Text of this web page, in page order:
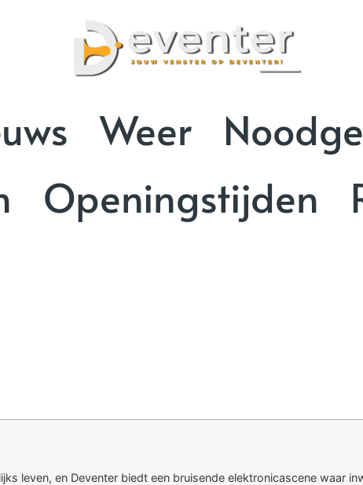
Weer
Openingstijden
leven, en Deventer biedt een bruisende elektronicascene waar